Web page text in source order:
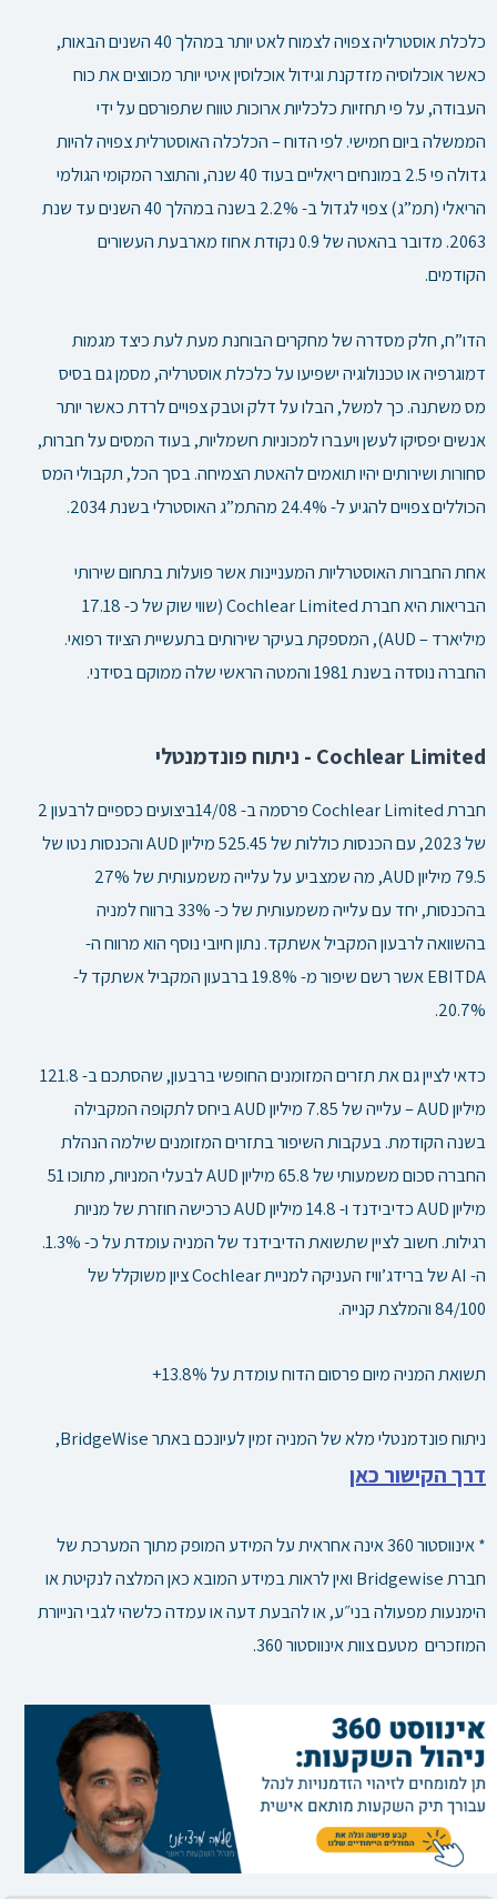
כלכלת אוסטרליה צפויה לצמוח לאט יותר במהלך 40 השנים הבאות,
כאשר אוכלוסיה מזדקנת וגידול אוכלוסין איטי יותר מכווצים את כוח
העבודה, על פי תחזיות כלכליות ארוכות טווח שתפורסם על ידי
הממשלה ביום חמישי.לפי הדוח – הכלכלה האוסטרלית צפויה להיות
גדולה פי 2.5 במונחים ריאליים בעוד 40 שנה, והתוצר המקומי הגולמי
הריאלי (תמ”ג) צפוי לגדול ב- 2.2% בשנה במהלך 40 השנים עד שנת
2063. מדובר בהאטה של 0.9 נקודת אחוז מארבעת העשורים
הקודמים.
הדו”ח, חלק מסדרה של מחקרים הבוחנת מעת לעת כיצד מגמות
דמוגרפיה או טכנולוגיה ישפיעו על כלכלת אוסטרליה, מסמן גם בסיס
מס משתנה. כך למשל, הבלו על דלק וטבק צפויים לרדת כאשר יותר
אנשים יפסיקו לעשן ויעברו למכוניות חשמליות, בעוד המסים על חברות,
סחורות ושירותים יהיו תואמים להאטת הצמיחה. בסך הכל, תקבולי המס
הכוללים צפויים להגיע ל- 24.4% מהתמ”ג האוסטרלי בשנת 2034.
אחת החברות האוסטרליות המעניינות אשר פועלות בתחום שירותי
הבריאות היא חברת Cochlear Limited (שווי שוק של כ- 17.18
מיליארד – AUD), המספקת בעיקר שירותים בתעשיית הציוד רפואי.
החברה נוסדה בשנת 1981 והמטה הראשי שלה ממוקם בסידני.
Cochlear Limited - ניתוח פונדמנטלי
חברת Cochlear Limited פרסמה ב- 14/08ביצועים כספיים לרבעון 2
של 2023, עם הכנסות כוללות של 525.45 מיליון AUD והכנסות נטו של
79.5 מיליון AUD, מה שמצביע על עלייה משמעותית של 27%
בהכנסות, יחד עם עלייה משמעותית של כ- 33% ברווח למניה
בהשוואה לרבעון המקביל אשתקד. נתון חיובי נוסף הוא מרווח ה-
EBITDA אשר רשם שיפור מ- 19.8% ברבעון המקביל אשתקד ל-
20.7%.
כדאי לציין גם את תזרים המזומנים החופשי ברבעון, שהסתכם ב- 121.8
מיליון AUD – עלייה של 7.85 מיליון AUD ביחס לתקופה המקבילה
בשנה הקודמת. בעקבות השיפור בתזרים המזומנים שילמה הנהלת
החברה סכום משמעותי של 65.8 מיליון AUD לבעלי המניות, מתוכו 51
מיליון AUD כדיבידנד ו- 14.8 מיליון AUD כרכישה חוזרת של מניות
רגילות. חשוב לציין שתשואת הדיבידנד של המניה עומדת על כ- 1.3%.
ה- AI של ברידג’וויז העניקה למניית Cochlear ציון משוקלל של
84/100 והמלצת קנייה.
תשואת המניה מיום פרסום הדוח עומדת על 13.8%+
ניתוח פונדמנטלי מלא של המניה זמין לעיונכם באתר BridgeWise,
דרך הקישור כאן
* אינווסטור 360 אינה אחראית על המידע המופק מתוך המערכת של
חברת Bridgewise ואין לראות במידע המובא כאן המלצה לנקיטת או
הימנעות מפעולה בני״ע, או להבעת דעה או עמדה כלשהי לגבי הנייורת
המוזכרים מטעם צוות אינווסטור 360.